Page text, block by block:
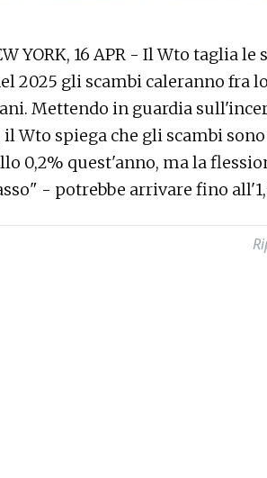
YORK, 16 APR - Il Wto taglia
2025 gli scambi caleranno fra
Mettendo in guardia
Wto spiega che gli scambi
0,2% quest'anno, ma la
- potrebbe arrivare fino